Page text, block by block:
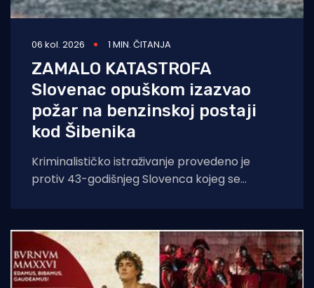
06 kol. 2026 1 MIN. ČITANJA
ZAMALO KATASTROFA
Slovenac opuškom izazvao
požar na benzinskoj postaji
kod Šibenika
Kriminalističko istraživanje provedeno je
protiv 43-godišnjeg Slovenca kojeg se